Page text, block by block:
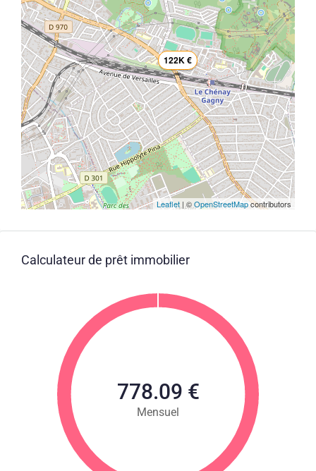
122K €
Leaflet | ©OpenStreetMapcontributors
Calculateur de prêt immobilier
778.09 €
Mensuel